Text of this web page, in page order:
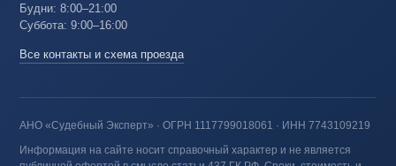
Будни: 8:00–21:00
Суббота: 9:00–16:00
Все контакты и схема проезда
АНО «Судебный Эксперт» · ОГРН 1117799018061 · ИНН 7743109219
Информация на сайте носит справочный характер и не является